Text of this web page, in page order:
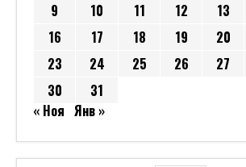
9
10 11 12 13
16
17 18 19 20
23
24 25 26 27
30
31
« Ноя Янв »